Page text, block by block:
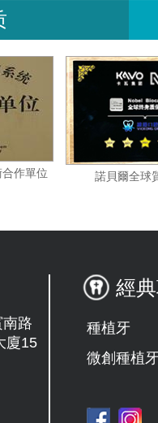
技術合作單位 諾貝
路
廈15
經
種植牙
微創種植